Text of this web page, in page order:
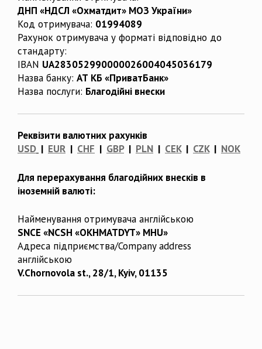
ДНП «НДСЛ «Охматдит» МОЗ України»
Код отримувача: 01994089
Рахунок отримувача у форматі відповідно до
стандарту:
IBAN UA283052990000026004045036179
Назва банку: АТ КБ «ПриватБанк»
Назва послуги: Благодійні внески
Реквізити валютних рахунків
USD | EUR | CHF | GBP| PLN | CEK| CZK| NOK
Для перерахування благодійних внесків в
іноземній валюті:
Найменування отримувача англійською
SNCE «NCSH «OKHMATDYT» MHU»
Адреса підприємства/Company address
англійською
V.Chornovola st., 28/1, Kyiv, 01135